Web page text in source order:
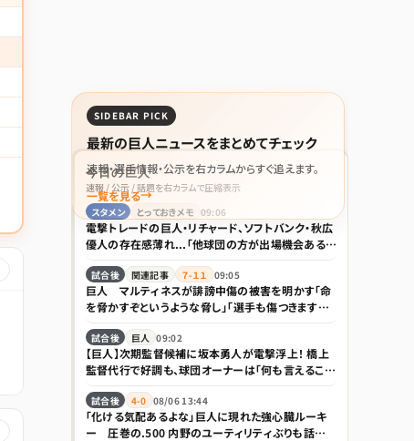
SIDEBAR PICK
最新の巨人ニュースをまとめてチェック
速報・選手情報・公示を右カラムからすぐ追えます。
一覧を見る
今日の巨人
速報 / 公示 / 話題を右カラムで圧縮表示
スタメン
とっておきメモ 09:06
電撃トレードの巨人・リチャード、ソフトバンク・秋広
優人の存在感薄れ...「他球団の方が出場機会ある」
試合後 関連記事 ７-１１ 09:05
巨人 マルティネスが誹謗中傷の被害を明かす「命
を脅かすぞというような脅し」「選手も傷つきますし、
試合後 巨人 09:02
【巨人】次期監督候補に坂本勇人が電撃浮上！ 橋上
監督代行で好調も、球団オーナーは「何も言えること
試合後 4-0 08/06 13:44
「化ける気配あるよな」巨人に現れた強心臓ルーキ
ー 圧巻の.500 内野のユーティリティぶりも話題